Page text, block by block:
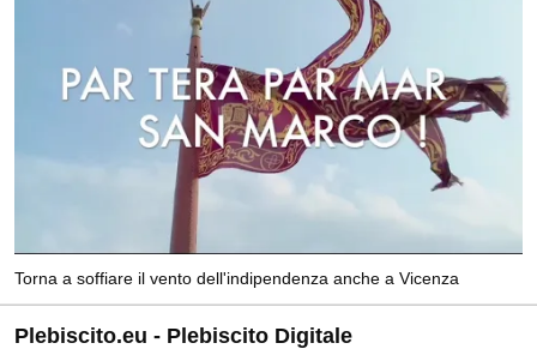
Torna a soffiare il vento dell'indipendenza anche a Vicenza
Plebiscito.eu - Plebiscito Digitale